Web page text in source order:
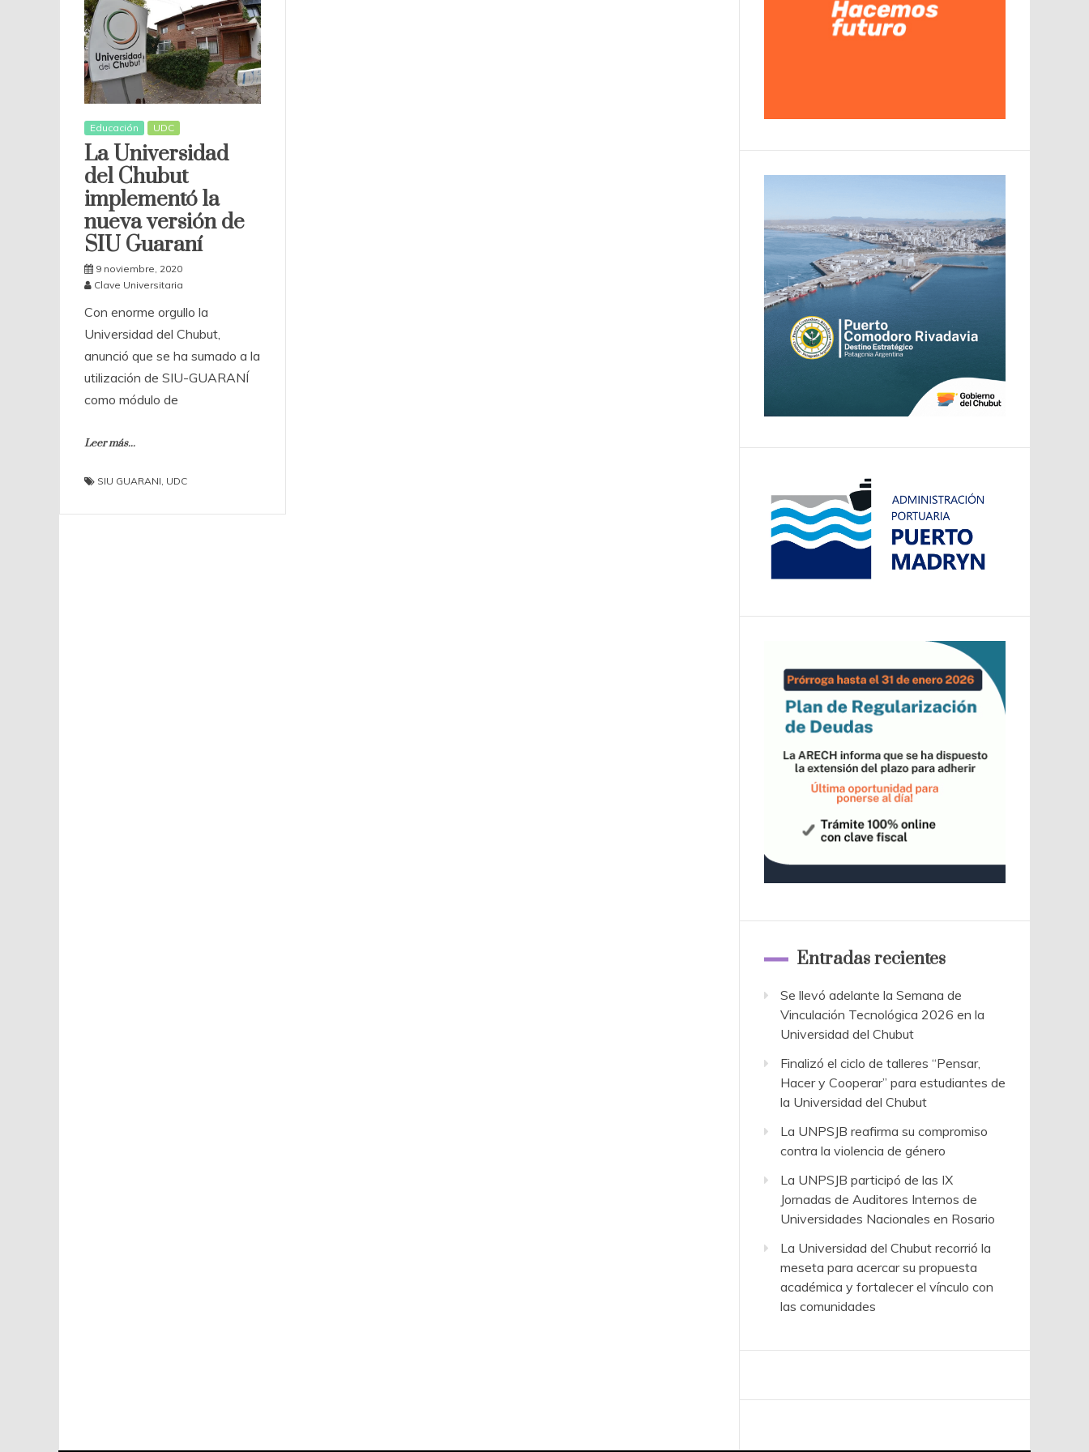
Educación UDC
La Universidad
del Chubut
implementó la
nueva versión de
SIU Guaraní
9 noviembre, 2020
Clave Universitaria
Con enorme orgullo la
Universidad del Chubut,
anunció que se ha sumado a la
utilización de SIU-GUARANÍ
como módulo de
Leer más...
SIU GUARANI UDC
Entradas recientes
Se llevó adelante la Semana de
Vinculación Tecnológica 2026 en la
Universidad del Chubut
Finalizó el ciclo de talleres “Pensar,
Hacer y Cooperar” para estudiantes de
la Universidad del Chubut
La UNPSJB reafirma su compromiso
contra la violencia de género
La UNPSJB participó de las IX
Jornadas de Auditores Internos de
Universidades Nacionales en Rosario
La Universidad del Chubut recorrió la
meseta para acercar su propuesta
académica y fortalecer el vínculo con
las comunidades